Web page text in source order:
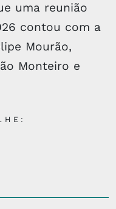
uma reunião
contou com a
Mourão,
Monteiro e